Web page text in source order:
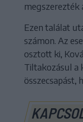
megszerezték
Ezen találat
számon. Az
osztott ki,
Tiltakozásul a
összecsapást,